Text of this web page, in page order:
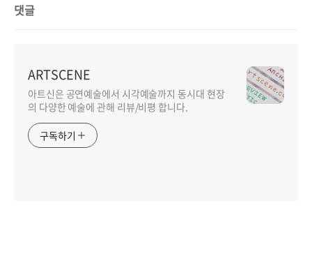
댓글
ARTSCENE
아트신은 공연예술에서 시각예술까지 동시대 현장
의 다양한 예술에 관해 리뷰/비평 합니다.
구독하기